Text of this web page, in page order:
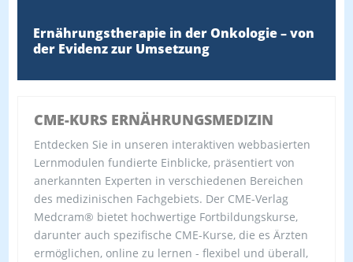
Ernährungstherapie in der Onkologie – von
der Evidenz zur Umsetzung
CME-KURS ERNÄHRUNGSMEDIZIN
Entdecken Sie in unseren interaktiven webbasierten
Lernmodulen fundierte Einblicke, präsentiert von
anerkannten Experten in verschiedenen Bereichen
des medizinischen Fachgebiets. Der CME-Verlag
Medcram® bietet hochwertige Fortbildungskurse,
darunter auch spezifische CME-Kurse, die es Ärzten
ermöglichen, online zu lernen - flexibel und überall,